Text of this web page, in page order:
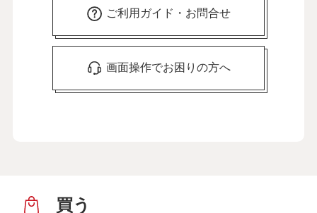
ご利用ガイド・お問合せ
画面操作でお困りの方へ
買う